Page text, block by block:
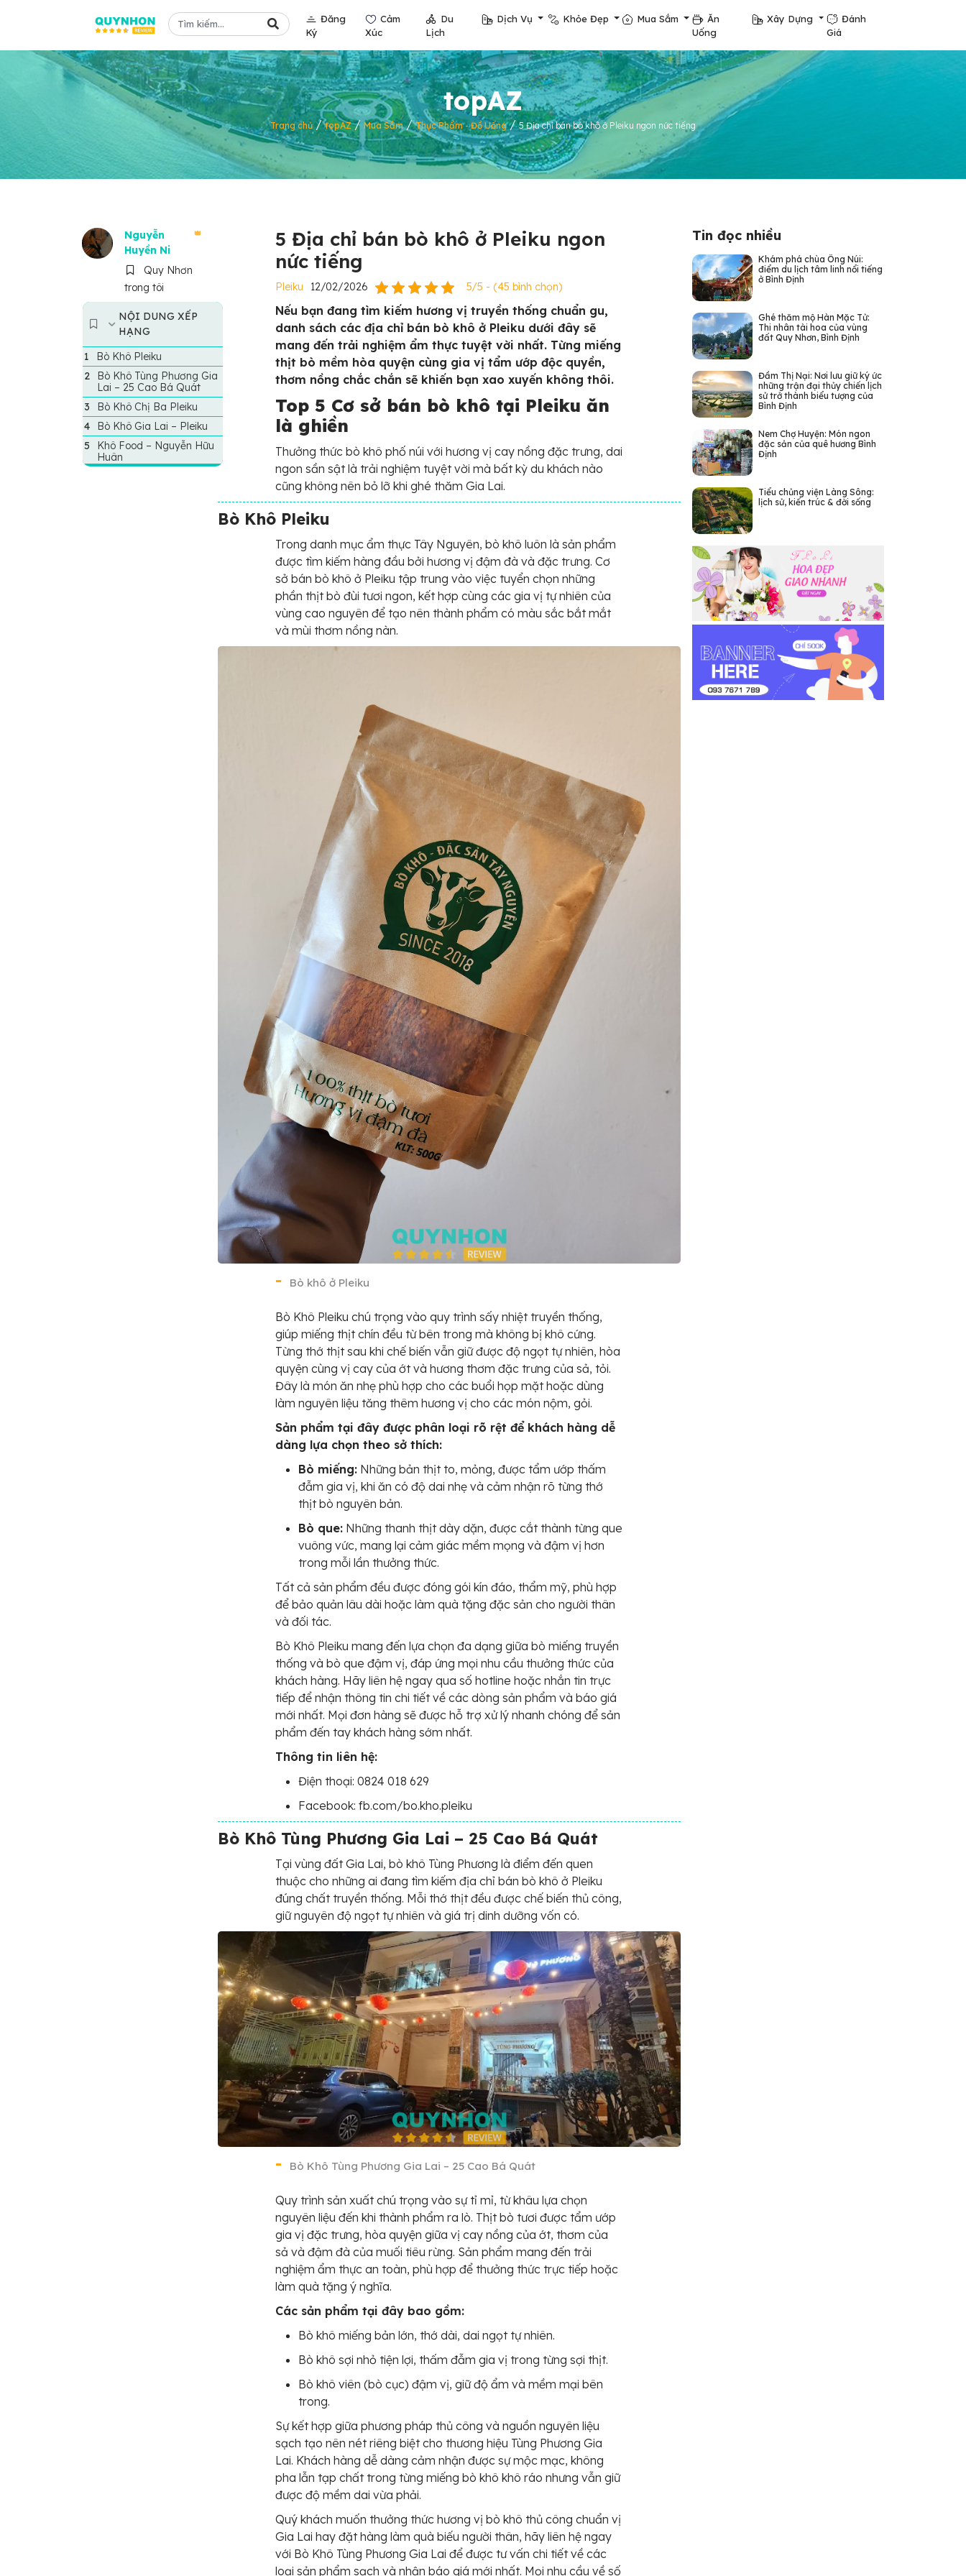
Đăng
Ký
Cảm
Xúc
Du
Lịch
Dịch Vụ Khỏe Đẹp Mua Sắm
Ăn
Uống
Xây Dựng
Đánh
Giá
topAZ
Trang chủ /topAZ/ Mua Sắm/Thực Phẩm - Đồ Uống/5 Địa chỉ bán bò khô ở Pleiku ngon nức tiếng
Nguyễn
Huyền Ni
Quy Nhơn
trong tôi
5 Địa chỉ bán bò khô ở Pleiku ngon
nức tiếng
Pleiku 12/02/2026 5/5 - (45 bình chọn)
NỘI DUNG XẾP
HẠNG
Bò Khô Pleiku
Bò Khô Tùng Phương Gia
Lai – 25 Cao Bá Quát
Bò Khô Chị Ba Pleiku
Bò Khô Gia Lai – Pleiku
Khô Food – Nguyễn Hữu
Huân
Nếu bạn đang tìm kiếm hương vị truyền thống chuẩn gu,
danh sách các địa chỉ bán bò khô ở Pleiku dưới đây sẽ
mang đến trải nghiệm ẩm thực tuyệt vời nhất. Từng miếng
thịt bò mềm hòa quyện cùng gia vị tẩm ướp độc quyền,
thơm nồng chắc chắn sẽ khiến bạn xao xuyến không thôi.
Top 5 Cơ sở bán bò khô tại Pleiku ăn
là ghiền
Thưởng thức bò khô phố núi với hương vị cay nồng đặc trưng, dai
ngon sần sật là trải nghiệm tuyệt vời mà bất kỳ du khách nào
cũng không nên bỏ lỡ khi ghé thăm Gia Lai.
Bò Khô Pleiku
Trong danh mục ẩm thực Tây Nguyên, bò khô luôn là sản phẩm
được tìm kiếm hàng đầu bởi hương vị đậm đà và đặc trưng. Cơ
sở bán bò khô ở Pleiku tập trung vào việc tuyển chọn những
phần thịt bò đùi tươi ngon, kết hợp cùng các gia vị tự nhiên của
vùng cao nguyên để tạo nên thành phẩm có màu sắc bắt mắt
và mùi thơm nồng nàn.
Bò khô ở Pleiku
Bò Khô Pleiku chú trọng vào quy trình sấy nhiệt truyền thống,
giúp miếng thịt chín đều từ bên trong mà không bị khô cứng.
Từng thớ thịt sau khi chế biến vẫn giữ được độ ngọt tự nhiên, hòa
quyện cùng vị cay của ớt và hương thơm đặc trưng của sả, tỏi.
Đây là món ăn nhẹ phù hợp cho các buổi họp mặt hoặc dùng
làm nguyên liệu tăng thêm hương vị cho các món nộm, gỏi.
Sản phẩm tại đây được phân loại rõ rệt để khách hàng dễ
dàng lựa chọn theo sở thích:
Bò miếng: Những bản thịt to, mỏng, được tẩm ướp thấm
đẫm gia vị, khi ăn có độ dai nhẹ và cảm nhận rõ từng thớ
thịt bò nguyên bản.
Bò que: Những thanh thịt dày dặn, được cắt thành từng que
vuông vức, mang lại cảm giác mềm mọng và đậm vị hơn
trong mỗi lần thưởng thức.
Tất cả sản phẩm đều được đóng gói kín đáo, thẩm mỹ, phù hợp
để bảo quản lâu dài hoặc làm quà tặng đặc sản cho người thân
và đối tác.
Bò Khô Pleiku mang đến lựa chọn đa dạng giữa bò miếng truyền
thống và bò que đậm vị, đáp ứng mọi nhu cầu thưởng thức của
khách hàng. Hãy liên hệ ngay qua số hotline hoặc nhắn tin trực
tiếp để nhận thông tin chi tiết về các dòng sản phẩm và báo giá
mới nhất. Mọi đơn hàng sẽ được hỗ trợ xử lý nhanh chóng để sản
phẩm đến tay khách hàng sớm nhất.
Thông tin liên hệ:
Điện thoại: 0824 018 629
Facebook: fb.com/bo.kho.pleiku
Bò Khô Tùng Phương Gia Lai – 25 Cao Bá Quát
Tại vùng đất Gia Lai, bò khô Tùng Phương là điểm đến quen
thuộc cho những ai đang tìm kiếm địa chỉ bán bò khô ở Pleiku
đúng chất truyền thống. Mỗi thớ thịt đều được chế biến thủ công,
giữ nguyên độ ngọt tự nhiên và giá trị dinh dưỡng vốn có.
Bò Khô Tùng Phương Gia Lai – 25 Cao Bá Quát
Quy trình sản xuất chú trọng vào sự tỉ mỉ, từ khâu lựa chọn
nguyên liệu đến khi thành phẩm ra lò. Thịt bò tươi được tẩm ướp
gia vị đặc trưng, hòa quyện giữa vị cay nồng của ớt, thơm của
sả và đậm đà của muối tiêu rừng. Sản phẩm mang đến trải
nghiệm ẩm thực an toàn, phù hợp để thưởng thức trực tiếp hoặc
làm quà tặng ý nghĩa.
Các sản phẩm tại đây bao gồm:
Bò khô miếng bản lớn, thớ dài, dai ngọt tự nhiên.
Bò khô sợi nhỏ tiện lợi, thấm đẫm gia vị trong từng sợi thịt.
Bò khô viên (bò cục) đậm vị, giữ độ ẩm và mềm mại bên
trong.
Sự kết hợp giữa phương pháp thủ công và nguồn nguyên liệu
sạch tạo nên nét riêng biệt cho thương hiệu Tùng Phương Gia
Lai. Khách hàng dễ dàng cảm nhận được sự mộc mạc, không
pha lẫn tạp chất trong từng miếng bò khô khô ráo nhưng vẫn giữ
được độ mềm dai vừa phải.
Quý khách muốn thưởng thức hương vị bò khô thủ công chuẩn vị
Gia Lai hay đặt hàng làm quà biếu người thân, hãy liên hệ ngay
với Bò Khô Tùng Phương Gia Lai để được tư vấn chi tiết về các
loại sản phẩm sạch và nhận báo giá mới nhất. Mọi nhu cầu về số
Tin đọc nhiều
Khám phá chùa Ông Núi:
điểm du lịch tâm linh nổi tiếng
ở Bình Định
Ghé thăm mộ Hàn Mặc Tử:
Thi nhân tài hoa của vùng
đất Quy Nhơn, Bình Định
Đầm Thị Nại: Nơi lưu giữ ký ức
những trận đại thủy chiến lịch
sử trở thành biểu tượng của
Bình Định
Nem Chợ Huyện: Món ngon
đặc sản của quê hương Bình
Định
Tiểu chủng viện Làng Sông:
lịch sử, kiến trúc & đời sống